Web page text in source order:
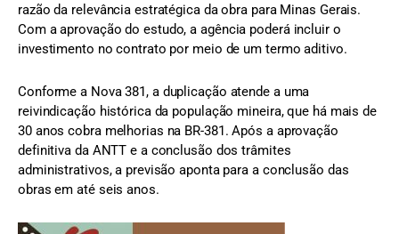
razão da relevância estratégica da obra para Minas Gerais.
Com a aprovação do estudo, a agência poderá incluir o
investimento no contrato por meio de um termo aditivo.
Conforme a Nova 381, a duplicação atende a uma
reivindicação histórica da população mineira, que há mais de
30 anos cobra melhorias na BR-381. Após a aprovação
definitiva da ANTT e a conclusão dos trâmites
administrativos, a previsão aponta para a conclusão das
obras em até seis anos.